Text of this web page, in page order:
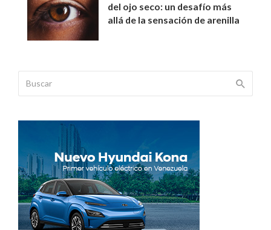
del ojo seco: un desafío más
allá de la sensación de arenilla